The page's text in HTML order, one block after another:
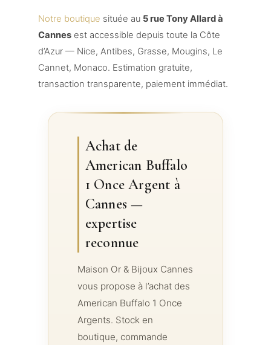
Notre boutique située au 5 rue Tony Allard à
Cannesest accessible depuis toute la Côte
d’Azur — Nice, Antibes, Grasse, Mougins, Le
Cannet, Monaco. Estimation gratuite,
transaction transparente, paiement immédiat.
Achat de
American Buffalo
1 Once Argent à
Cannes —
expertise
reconnue
Maison Or & Bijoux Cannes
vous propose à l’achat des
American Buffalo 1 Once
Argents. Stock en
boutique, commande